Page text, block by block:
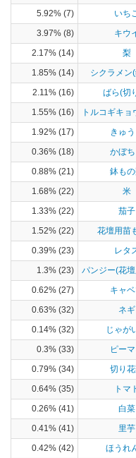
5.92% (7)
いち
3.97% (8)
キウ
2.17% (14)
梨
1.85% (14)
シクラメン
2.11% (16)
ばら(切
1.55% (16)
トルコギキョ
1.92% (17)
きゅう
0.36% (18)
かぼ
0.88% (21)
鉢も
1.68% (22)
米
1.33% (22)
茄子
1.52% (22)
花壇用苗
0.39% (23)
レタ
1.3% (23)
パンジー(花
0.62% (27)
キャ
0.63% (32)
ネギ
0.14% (32)
じゃが
0.3% (33)
ピー
0.79% (34)
切り
0.64% (35)
トマ
0.26% (41)
白菜
0.41% (41)
里芋
0.42% (42)
ほうれ